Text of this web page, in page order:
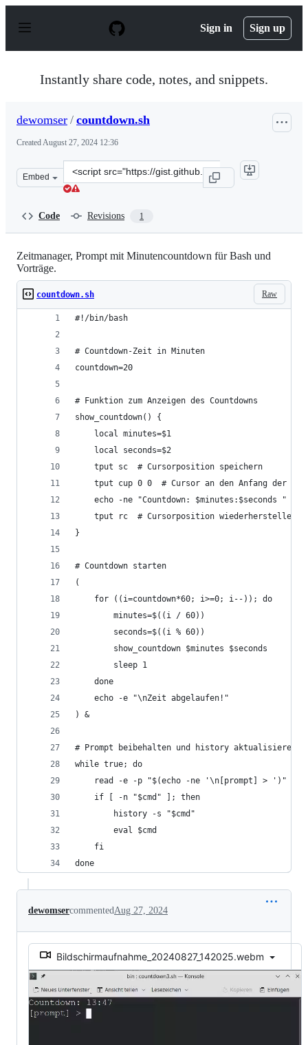
p
Sign in Sign up
Instantly share code, notes, and snippets.
dewomser / countdown.sh
CreatedAugust 27, 2024 12:36
Embed
Clone
this
Code Revisions 1
Zeitmanager, Prompt mit Minutencountdown für Bash und
Vorträge.
Raw
countdown.sh
#!/bin/bash
# Countdown-Zeit in Minuten
countdown=20
# Funktion zum Anzeigen des Countdowns
show_countdown() {
    local minutes=$1
    local seconds=$2
    tput sc  # Cursorposition speichern
tput cup 0 0  # Cursor an den Anfang der
    echo -ne "Countdown: $minutes:$seconds "
    tput rc  # Cursorposition wiederherstellen
}
# Countdown starten
(
    for ((i=countdown*60; i>=0; i--)); do
        minutes=$((i / 60))
        seconds=$((i % 60))
        show_countdown $minutes $seconds
        sleep 1
    done
    echo -e "\nZeit abgelaufen!"
) &
# Prompt beibehalten und history aktualisieren
while true; do
    read -e -p "$(echo -ne '\n[prompt] > ')" cmd
    if [ -n "$cmd" ]; then
        history -s "$cmd"
        eval $cmd
    fi
done
dewomsercommentedAug 27, 2024
Bildschirmaufnahme_20240827_142025.webm